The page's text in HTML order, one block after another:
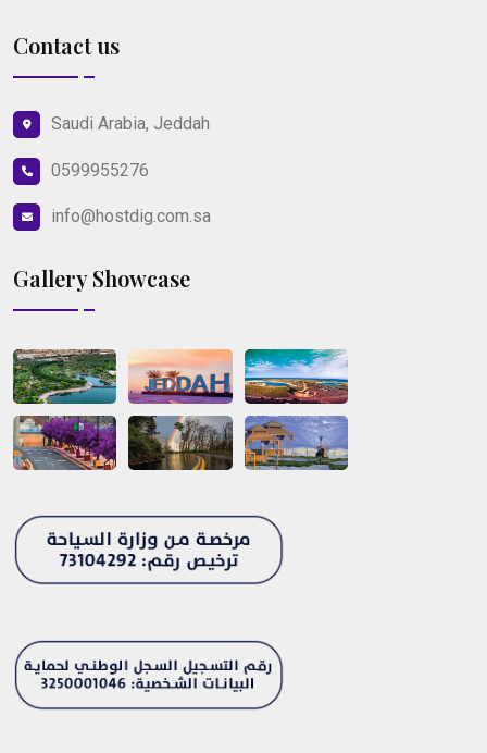
Contact us
Saudi Arabia, Jeddah
0599955276
info@hostdig.com.sa
Gallery Showcase